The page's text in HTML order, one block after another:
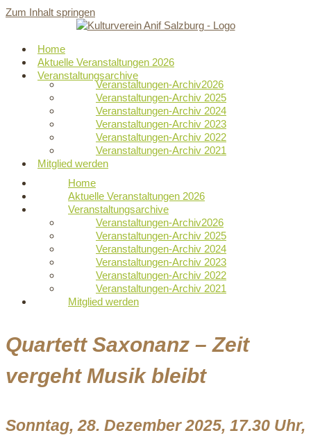
Zum Inhalt springen
Home
Aktuelle Veranstaltungen 2026
Veranstaltungsarchive
Veranstaltungen-Archiv2026
Veranstaltungen-Archiv 2025
Veranstaltungen-Archiv 2024
Veranstaltungen-Archiv 2023
Veranstaltungen-Archiv 2022
Veranstaltungen-Archiv 2021
Mitglied werden
Home
Aktuelle Veranstaltungen 2026
Veranstaltungsarchive
Veranstaltungen-Archiv2026
Veranstaltungen-Archiv 2025
Veranstaltungen-Archiv 2024
Veranstaltungen-Archiv 2023
Veranstaltungen-Archiv 2022
Veranstaltungen-Archiv 2021
Mitglied werden
Quartett Saxonanz – Zeit
vergeht Musik bleibt
Sonntag, 28. Dezember 2025, 17.30 Uhr,